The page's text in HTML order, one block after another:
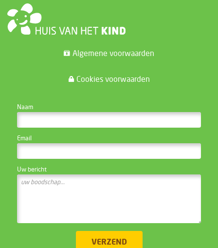
Algemene voorwaarden
Cookies voorwaarden
Naam
Email
Uw bericht
VERZEND